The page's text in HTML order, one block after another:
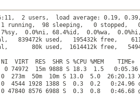
2 users, load average: 0.19,
98 sleeping, 0 stopped, 0
0.0%ni, 68.4%id, 0.0%wa,
839472k used, 195432k free,
80k used, 1614412k free,
RES SHR S %CPU %MEM
0 74972 15m 9888 S 18.3 1.5
273m 50m 10m S 13.0 5.0
0 4544 1928 1388 S 0.3 0.2
47840 8576 6988 S 0.3 0.8 0:46.68